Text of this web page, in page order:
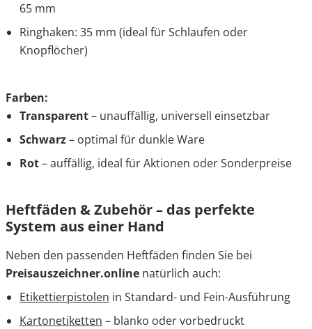
65 mm
Ringhaken: 35 mm (ideal für Schlaufen oder
Knopflöcher)
Farben:
Transparent– unauffällig, universell einsetzbar
Schwarz– optimal für dunkle Ware
Rot– auffällig, ideal für Aktionen oder Sonderpreise
Heftfäden & Zubehör – das perfekte
System aus einer Hand
Neben den passenden Heftfäden finden Sie bei
Preisauszeichner.online natürlich auch:
Etikettierpistolen in Standard- und Fein-Ausführung
Kartonetiketten – blanko oder vorbedruckt